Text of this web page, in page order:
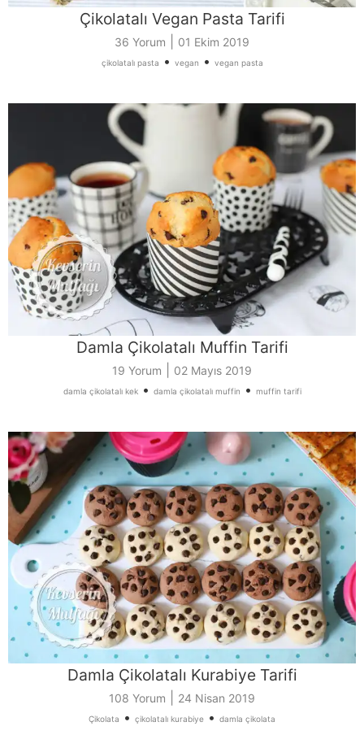
Çikolatalı Vegan Pasta Tarifi
36 Yorum 01 Ekim 2019
çikolatalı pasta • vegan • vegan pasta
Damla Çikolatalı Muffin Tarifi
19 Yorum 02 Mayıs 2019
damla çikolatalı kek• damla çikolatalı muffin • muffin tarifi
Damla Çikolatalı Kurabiye Tarifi
108 Yorum 24 Nisan 2019
Çikolata • çikolatalı kurabiye • damla çikolata